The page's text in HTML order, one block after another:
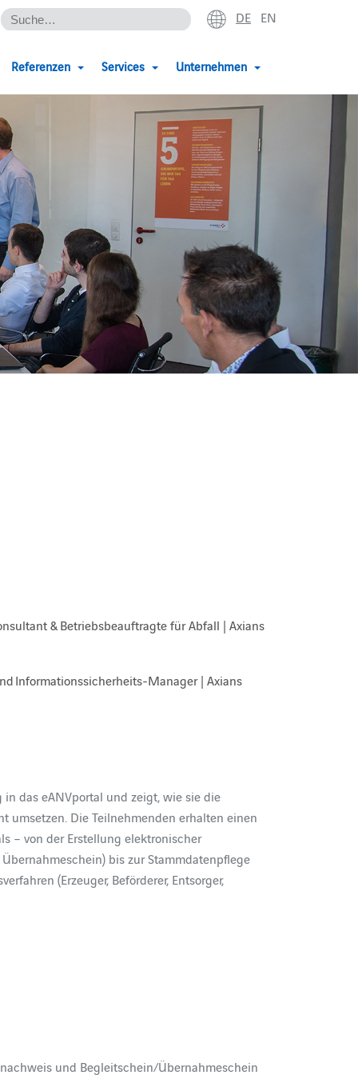
DE EN
Referenzen Services Unternehmen
& Betriebsbeauftragte für Abfall | Axians
Informationssicherheits-Manager | Axians
das eANVportal und zeigt, wie sie die
umsetzen. Die Teilnehmenden erhalten einen
– von der Erstellung elektronischer
bis zur Stammdatenpflege
(Erzeuger, Beförderer, Entsorger,
und Begleitschein/Übernahmeschein